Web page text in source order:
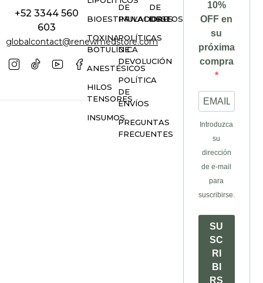
+52 3344 560
603
globalcontact@renewmedstore.com
BIOESTIMULADORES
TOXINA
BOTULÍNICA
ANESTÉSICOS
HILOS
TENSORES
INSUMOS
DE
PRIVACIDAD
POLÍTICAS
DE
DEVOLUCIÓN
POLÍTICA
DE
ENVÍOS
PREGUNTAS
FRECUENTES
DE
DESEOS
10%
OFF en
su
próxima
compra
Introduzca
su
dirección
de e-mail
para
suscribirse.
SU
SC
RI
BI
RS